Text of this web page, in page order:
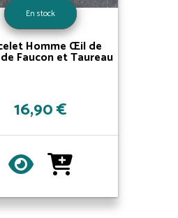
En stock
Homme Œil de
Faucon et Taureau
16,90 €